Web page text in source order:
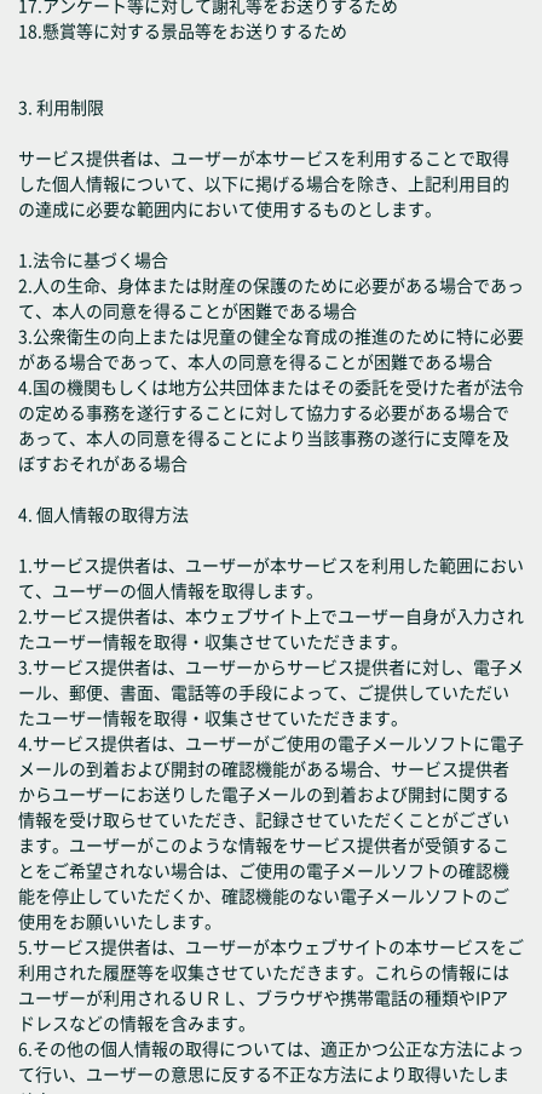
17.アンケート等に対して謝礼等をお送りするため
18.懸賞等に対する景品等をお送りするため
3. 利用制限
サービス提供者は、ユーザーが本サービスを利用することで取得
した個人情報について、以下に掲げる場合を除き、上記利用目的
の達成に必要な範囲内において使用するものとします。
1.法令に基づく場合
2.人の生命、身体または財産の保護のために必要がある場合であっ
て、本人の同意を得ることが困難である場合
3.公衆衛生の向上または児童の健全な育成の推進のために特に必要
がある場合であって、本人の同意を得ることが困難である場合
4.国の機関もしくは地方公共団体またはその委託を受けた者が法令
の定める事務を遂行することに対して協力する必要がある場合で
あって、本人の同意を得ることにより当該事務の遂行に支障を及
ぼすおそれがある場合
4. 個人情報の取得方法
1.サービス提供者は、ユーザーが本サービスを利用した範囲におい
て、ユーザーの個人情報を取得します。
2.サービス提供者は、本ウェブサイト上でユーザー自身が入力され
たユーザー情報を取得・収集させていただきます。
3.サービス提供者は、ユーザーからサービス提供者に対し、電子メ
ール、郵便、書面、電話等の手段によって、ご提供していただい
たユーザー情報を取得・収集させていただきます。
4.サービス提供者は、ユーザーがご使用の電子メールソフトに電子
メールの到着および開封の確認機能がある場合、サービス提供者
からユーザーにお送りした電子メールの到着および開封に関する
情報を受け取らせていただき、記録させていただくことがござい
ます。ユーザーがこのような情報をサービス提供者が受領するこ
とをご希望されない場合は、ご使用の電子メールソフトの確認機
能を停止していただくか、確認機能のない電子メールソフトのご
使用をお願いいたします。
5.サービス提供者は、ユーザーが本ウェブサイトの本サービスをご
利用された履歴等を収集させていただきます。これらの情報には
ユーザーが利用されるＵＲＬ、ブラウザや携帯電話の種類やIPア
ドレスなどの情報を含みます。
6.その他の個人情報の取得については、適正かつ公正な方法によっ
て行い、ユーザーの意思に反する不正な方法により取得いたしま